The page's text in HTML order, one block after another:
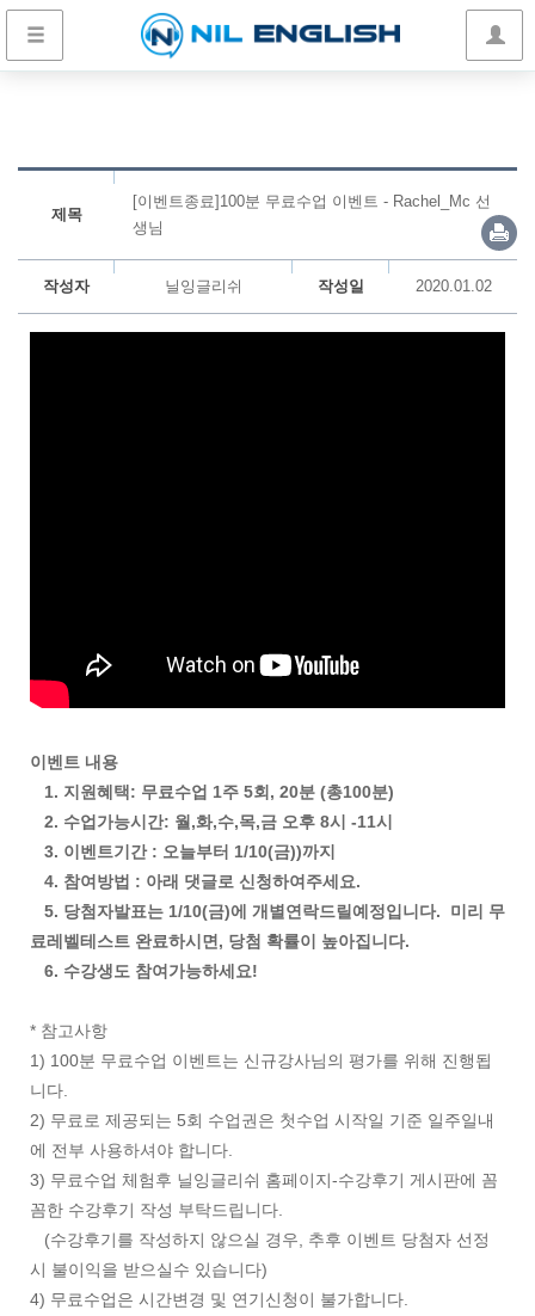
제목
[이벤트종료]100분 무료수업 이벤트 - Rachel_Mc 선
생님
작성자 닐잉글리쉬 작성일 2020.01.02
이벤트 내용
1. 지원혜택: 무료수업 1주 5회, 20분 (총100분)
2. 수업가능시간: 월,화,수,목,금 오후 8시 -11시
3. 이벤트기간 : 오늘부터 1/10(금))까지
4. 참여방법 : 아래 댓글로 신청하여주세요.
5. 당첨자발표는 1/10(금)에 개별연락드릴예정입니다. 미리 무
료레벨테스트 완료하시면, 당첨 확률이 높아집니다.
6. 수강생도 참여가능하세요!
* 참고사항
1) 100분 무료수업 이벤트는 신규강사님의 평가를 위해 진행됩
니다.
2) 무료로 제공되는 5회 수업권은 첫수업 시작일 기준 일주일내
에 전부 사용하셔야 합니다.
3) 무료수업 체험후 닐잉글리쉬 홈페이지-수강후기 게시판에 꼼
꼼한 수강후기 작성 부탁드립니다.
(수강후기를 작성하지 않으실 경우, 추후 이벤트 당첨자 선정
시 불이익을 받으실수 있습니다)
4) 무료수업은 시간변경 및 연기신청이 불가합니다.